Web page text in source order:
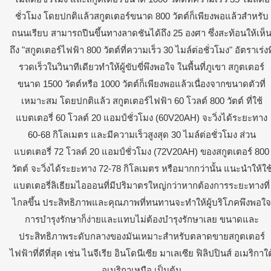
ชั่วโมง โดยปกติแล้วสกูตเตอร์ขนาด 800 วัตต์ก็เพียงพอแล้วสำหรับ
ถนนเรียบ สามารถปีนขึ้นทางลาดชันได้ถึง 25 องศา ซึ่งสะท้อนให้เห็น
ถึง "สกูตเตอร์ไฟฟ้า 800 วัตต์ที่ความเร็ว 30 ไมล์ต่อชั่วโมง" อัตราเร่ง
รวดเร็วในวินาทีเดียวทำให้ผู้ขับขี่พึงพอใจ ในพื้นที่ภูเขา สกูตเตอร์
ขนาด 1500 วัตต์หรือ 1000 วัตต์ก็เพียงพอแล้วเนื่องจากขนาดตัวที่
เหมาะสม โดยปกติแล้ว สกูตเตอร์ไฟฟ้า 60 โวลต์ 800 วัตต์ ที่ใช้
แบตเตอรี่ 60 โวลต์ 20 แอมป์ชั่วโมง (60V20AH) จะวิ่งได้ระยะทาง
60-68 กิโลเมตร และมีความเร็วสูงสุด 30 ไมล์ต่อชั่วโมง ส่วน
แบตเตอรี่ 72 โวลต์ 20 แอมป์ชั่วโมง (72V20AH) ของสกูตเตอร์ 800
วัตต์ จะวิ่งได้ระยะทาง 72-78 กิโลเมตร หรือมากกว่านั้น แนะนำให้ใ
แบตเตอรี่ลิเธียมไอออนที่มีปริมาตรใหญ่กว่าหากต้องการระยะทางที่
ไกลขึ้น ประสิทธิภาพและคุณภาพที่ทนทานจะทำให้ผู้บริโภคพึงพอใจ
การบำรุงรักษาก็ง่ายและแทบไม่ต้องบำรุงรักษาเลย ขนาดและ
ประสิทธิภาพระดับกลางของมันเหมาะสำหรับตลาดขายสกูตเตอร์
ไฟฟ้าที่ดีที่สุด เช่น ไนจีเรีย อินโดนีเซีย มาเลเซีย ฟิลิปปินส์ อเมริกาใ